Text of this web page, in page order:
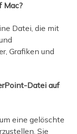
Mac?
Datei, die mit
Grafiken und
Datei auf
eine gelöschte
Sie